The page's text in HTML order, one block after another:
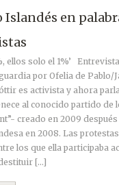
en
ellos solo el 1%’
por Ofelia de Pablo/
es activista y ahora
al conocido partido de
creado en 2009
en 2008. Las
los que ella participaba
[…]